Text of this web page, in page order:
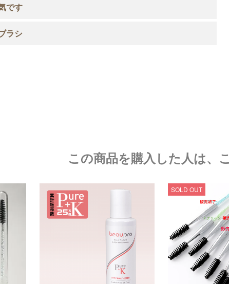
です
ラシ
この商品を購入した人は、
SOLD OUT